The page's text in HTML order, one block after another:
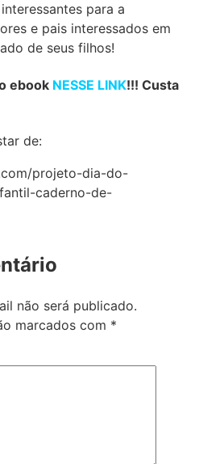
para a
e pais interessados em
de seus filhos!
ebook NESSE LINK!!! Custa
de:
projeto-dia-do-
caderno-de-
não será publicado.
marcados com *